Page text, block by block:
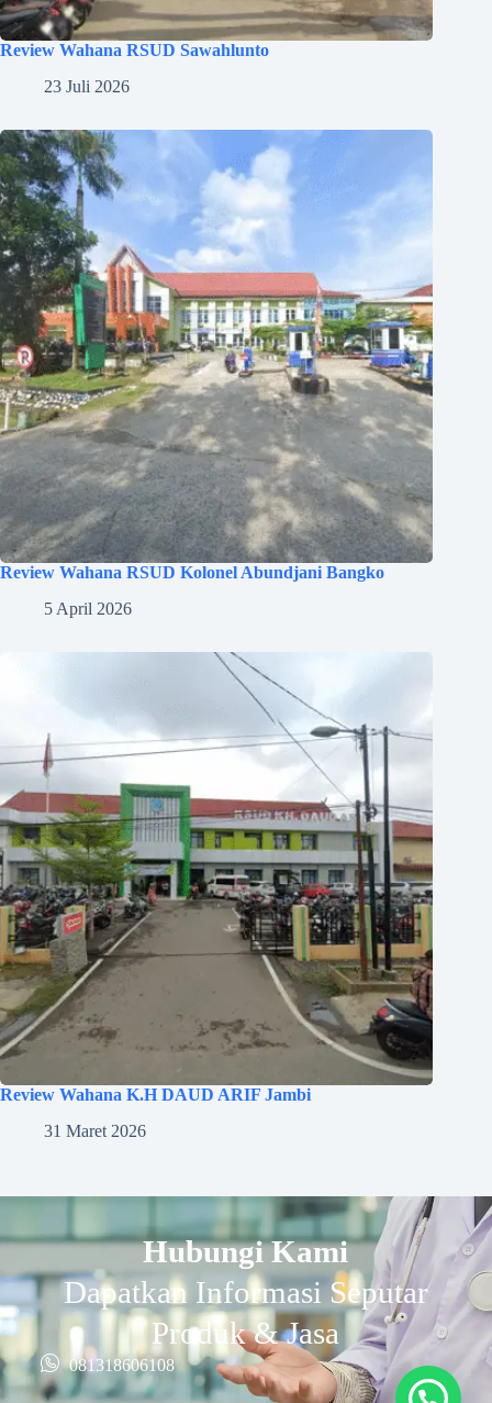
Review Wahana RSUD Sawahlunto
23 Juli 2026
Review Wahana RSUD Kolonel Abundjani Bangko
5 April 2026
Review Wahana K.H DAUD ARIF Jambi
31 Maret 2026
Hubungi Kami
Dapatkan Informasi Seputar
Produk & Jasa
081318606108